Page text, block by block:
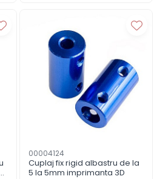
00004124
Cuplaj fix rigid albastru de la
5 la 5mm imprimanta 3D